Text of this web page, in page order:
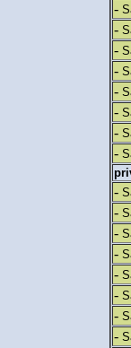
-
-
-
-
-
-
-
-
-
-
-
-
-
-
-
-